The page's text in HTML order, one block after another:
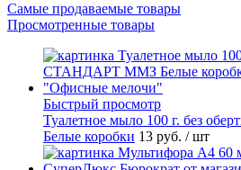
Самые продаваемые товары
Просмотренные товары
Быстрый просмотр
Туалетное мыло 100 г. без
Белые коробки 13 руб. / шт